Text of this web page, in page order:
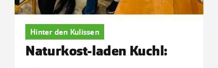
Hinter den Kulissen
Naturkost-laden Kuchl: